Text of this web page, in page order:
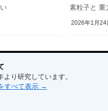
素粒子と 重
2026年1月24
より研究しています。
すべて表示 →